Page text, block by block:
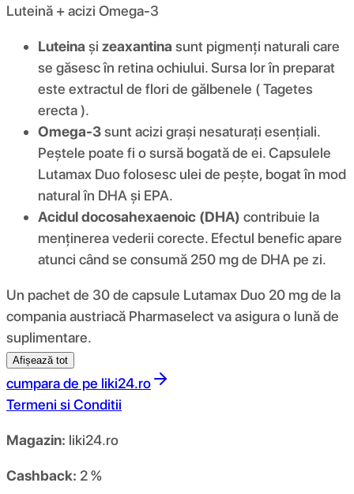
Luteină + acizi Omega-3
Luteina și zeaxantina sunt pigmenți naturali care
se găsesc în retina ochiului. Sursa lor în preparat
este extractul de flori de gălbenele ( Tagetes
erecta ).
Omega-3sunt acizi grași nesaturați esențiali.
Peștele poate fi o sursă bogată de ei. Capsulele
Lutamax Duo folosesc ulei de pește, bogat în mod
natural în DHA și EPA.
Acidul docosahexaenoic (DHA) contribuie la
menținerea vederii corecte. Efectul benefic apare
atunci când se consumă 250 mg de DHA pe zi.
Un pachet de 30 de capsule Lutamax Duo 20 mg de la
compania austriacă Pharmaselect va asigura o lună de
suplimentare.
Afișează tot
cumpara de pe liki24.ro
Termeni si Conditii
Magazin: liki24.ro
Cashback: 2 %